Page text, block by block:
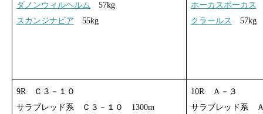
ダノンウィルヘルム 57kg
スカンジナビア 55kg
ホーカスポーカス
クラールス
57kg
9R Ｃ３－１０
サラブレッド系 Ｃ３－１０ 1300m
10R Ａ－３
サラブレッド系